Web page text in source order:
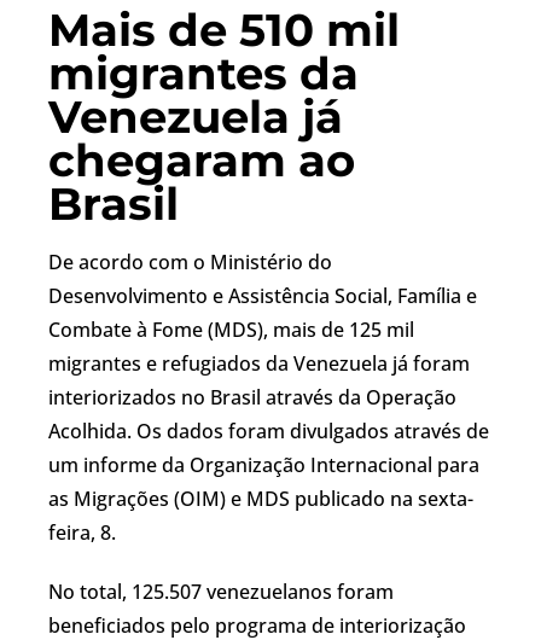
Mais de 510 mil
migrantes da
Venezuela já
chegaram ao
Brasil
De acordo com o Ministério do
Desenvolvimento e Assistência Social, Família e
Combate à Fome (MDS), mais de 125 mil
migrantes e refugiados da Venezuela já foram
interiorizados no Brasil através da Operação
Acolhida. Os dados foram divulgados através de
um informe da Organização Internacional para
as Migrações (OIM) e MDS publicado na sexta-
feira, 8.
No total, 125.507 venezuelanos foram
beneficiados pelo programa de interiorização